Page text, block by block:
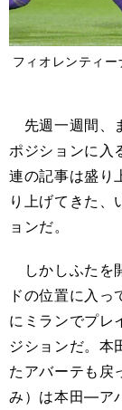
フィオレンティ
先週一週間、
ポジションに入
連の記事は盛り
り上げてきた、
ョンだ。
しかしふたを
ドの位置に入
にミランでプレ
ジションだ。本
たアバーテも戻
み）は本田―ア